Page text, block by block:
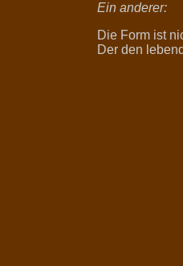
Ein anderer:
Die Form ist
Der den